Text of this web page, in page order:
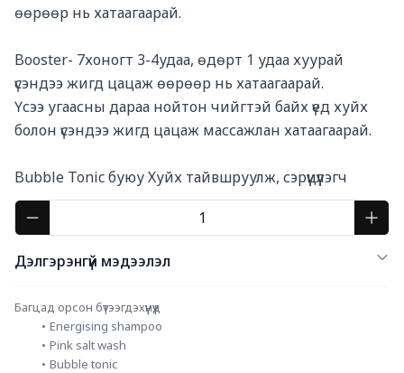
өөрөөр нь хатаагаарай.
Booster- 7хоногт 3-4удаа, өдөрт 1 удаа хуурай
үсэндээ жигд цацаж өөрөөр нь хатаагаарай.
Үсээ угаасны дараа нойтон чийгтэй байх үед хуйх
болон үсэндээ жигд цацаж массажлан хатаагаарай.
Bubble Tonic буюу Хуйх тайвшруулж, сэрүүцүүлэгч
Дэлгэрэнгүй мэдээлэл
Багцад орсон бүтээгдэхүүнүүд
Energising shampoo
Pink salt wash
Bubble tonic